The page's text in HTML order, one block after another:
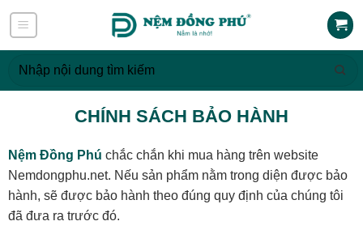
Skip
content
kiếm:
CHÍNH SÁCH BẢO HÀNH
Nệm Đồng Phú chắc chắn khi mua hàng trên website
Nemdongphu.net. Nếu sản phẩm nằm trong diện được bảo
hành, sẽ được bảo hành theo đúng quy định của chúng tôi
đã đưa ra trước đó.